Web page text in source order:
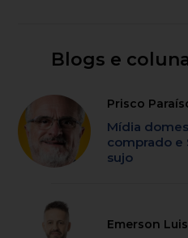
Blogs e
Prisco
Mídia
comprado e
sujo
Emerson Luis